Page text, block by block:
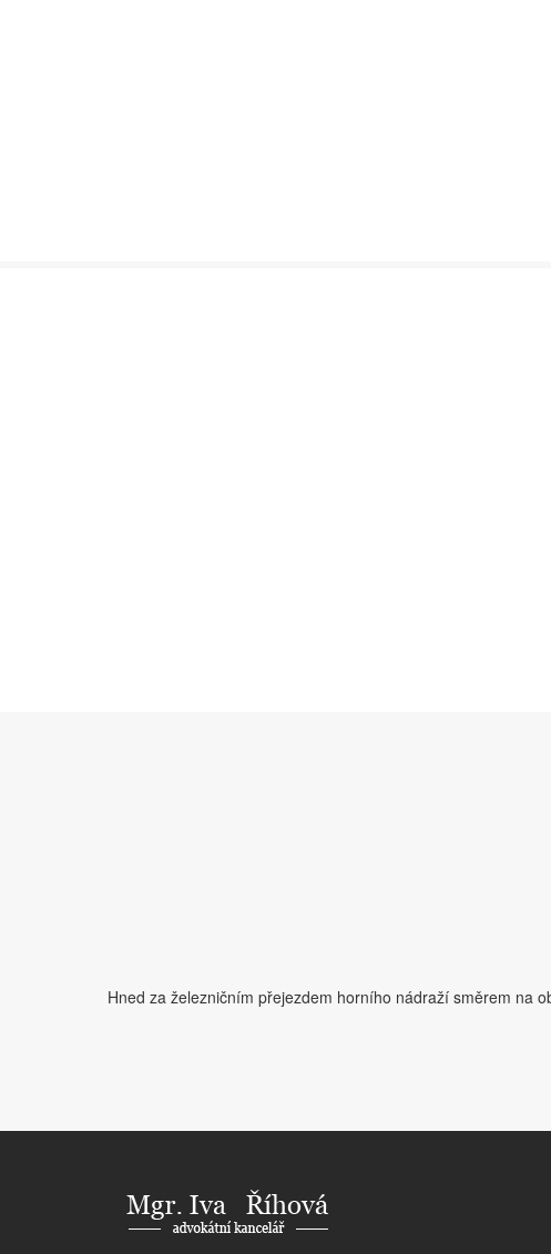
Hned za železničním přejezdem horního nádraží směrem na